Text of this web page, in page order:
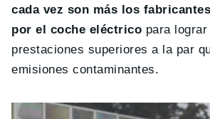
cada vez son más los
por el coche eléctrico para lograr
prestaciones superiores a la par
emisiones contaminantes.